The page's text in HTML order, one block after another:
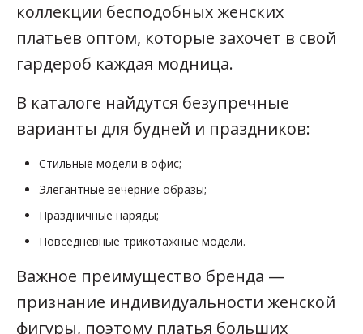
коллекции бесподобных женских
платьев оптом, которые захочет в свой
гардероб каждая модница.
В каталоге найдутся безупречные
варианты для будней и праздников:
Стильные модели в офис;
Элегантные вечерние образы;
Праздничные наряды;
Повседневные трикотажные модели.
Важное преимущество бренда —
признание индивидуальности женской
фигуры, поэтому платья больших